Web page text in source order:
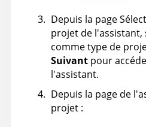
Depuis la page
projet de l'assistant,
comme type de
Suivant pour
l'assistant.
Depuis la page de
projet :